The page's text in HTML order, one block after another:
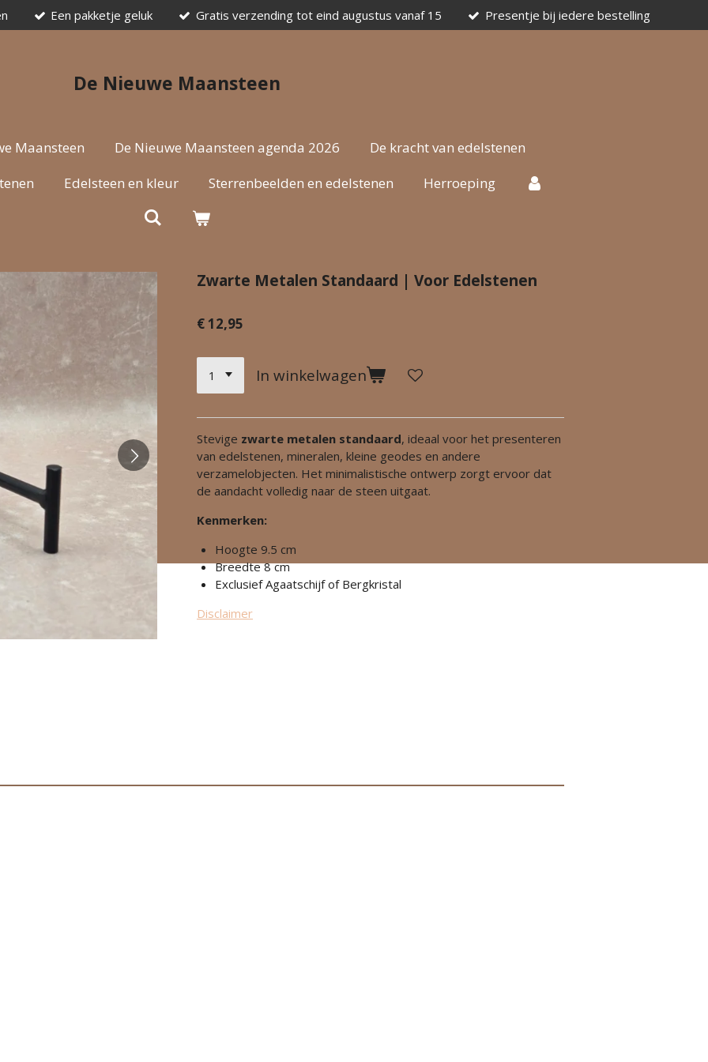
Een pakketje geluk Gratis verzending tot eind augustus vanaf 15 Presentje bij iedere bestelling
De Nieuwe Maansteen
Maansteen De Nieuwe Maansteen agenda 2026
De kracht van edelstenen
Edelsteen en kleur Sterrenbeelden en edelstenen Herroeping
Zwarte Metalen Standaard | Voor Edelstenen
€ 12,95
In winkelwagen
Stevige zwarte metalen standaard, ideaal voor het presenteren
van edelstenen, mineralen, kleine geodes en andere
verzamelobjecten. Het minimalistische ontwerp zorgt ervoor dat
de aandacht volledig naar de steen uitgaat.
Kenmerken:
Hoogte 9.5 cm
Breedte 8 cm
Exclusief Agaatschijf of Bergkristal
Disclaimer